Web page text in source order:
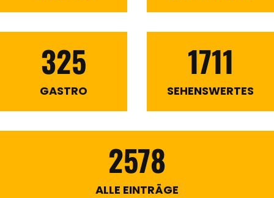
325
GASTRO
1711
SEHENSWERTES
2578
ALLE EINTRÄGE